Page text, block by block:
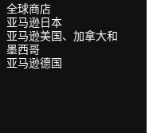
全球商店
亚马逊日本
亚马逊美国、加拿大和
墨西哥
亚马逊德国